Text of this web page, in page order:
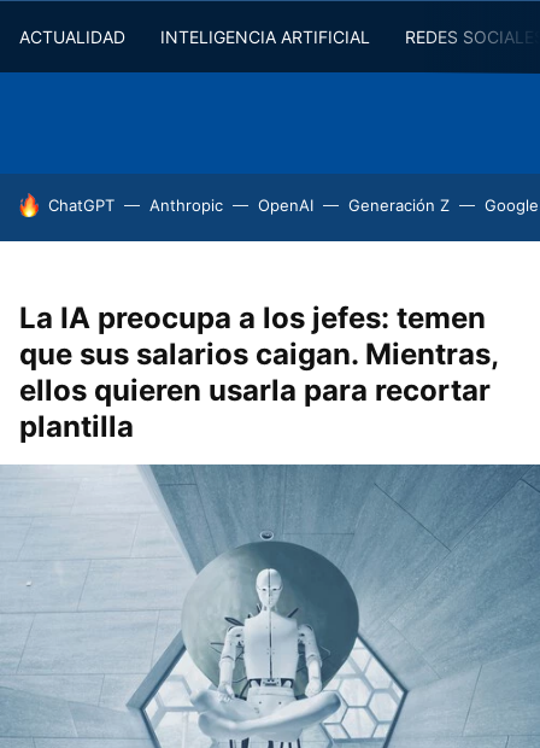
ACTUALIDAD INTELIGENCIA ARTIFICIAL REDES
HOY SE HABLA DE
ChatGPT Anthropic OpenAI Generación Z
La IA preocupa a los jefes: temen
que sus salarios caigan. Mientras,
ellos quieren usarla para recortar
plantilla